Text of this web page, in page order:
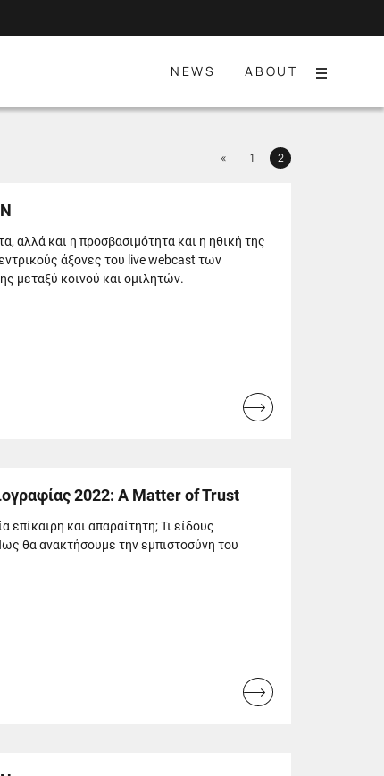
NEWS ABOUT
Menu
«PreviousPage
1 Page
2
αλλά και η προσβασιμότητα και η ηθική της
άξονες του live webcast των
μεταξύ κοινού και ομιλητών.
Read
2022: A Matter of Trust
επίκαιρη και απαραίτητη; Τι είδους
θα ανακτήσουμε την εμπιστοσύνη του
Read